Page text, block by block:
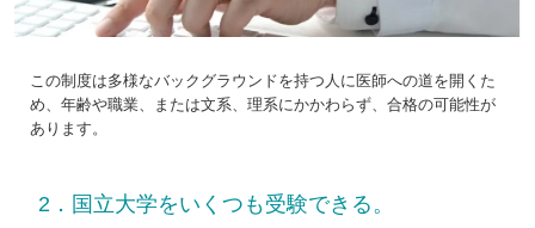
この制度は多様なバックグラウンドを持つ人に医師への道を開くた
め、年齢や職業、または文系、理系にかかわらず、合格の可能性が
あります。
2．国立大学をいくつも受験できる。